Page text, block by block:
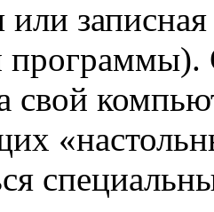
или
свой